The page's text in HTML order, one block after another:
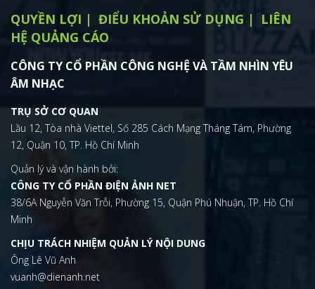
Hypno-Hustler, kẻ thù của Spider-Man sắp có
phim riêng là ai?
Yasha
Hypno-Hustler - kẻ thù hạng C ít ai biết đến của Spider-Man đang
được Sony lên kế hoạch làm phim riêng.
Spider-Verse: Spider-Ham - khi “Nhện” bị
“Lợn” cắn
Yasha
Spider-Ham Peter Porker sẽ là một trong số những Spider-Man
sẽ trở lại trong Spider Man: Across Spider-Verse. Liệu cậu ta là ai,
có nguồn gốc như thế nào?